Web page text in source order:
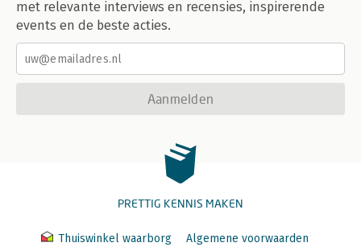
met relevante interviews en recensies, inspirerende
events en de beste acties.
Aanmelden
PRETTIG KENNIS MAKEN
Thuiswinkel waarborg Algemene voorwaarden